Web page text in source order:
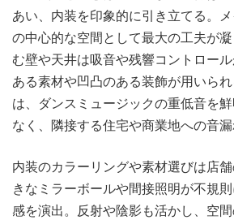
あい、内装を印象的に引き立てる。
の中心的な空間として最大の工夫が
む壁や天井は吸音や残響コントロー
ある素材や凹凸のある装飾が用いら
は、ダンスミュージックの重低音を
なく、隣接する住宅や商業地への音漏
内装のカラーリングや素材選びは店
きなミラーボールや間接照明が不規
感を演出。反射や陰影も活かし、空